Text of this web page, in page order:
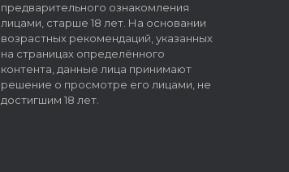
предварительного ознакомления
лицами, старше 18 лет. На основании
возрастных рекомендаций, указанных
на страницах определённого
контента, данные лица принимают
решение о просмотре его лицами, не
достигшим 18 лет.